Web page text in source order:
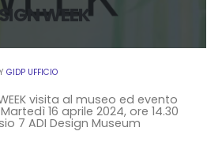
WEEK
GIDP UFFICIO
WEEK visita al museo ed evento
16 aprile 2024, ore 14.30
7 ADI Design Museum